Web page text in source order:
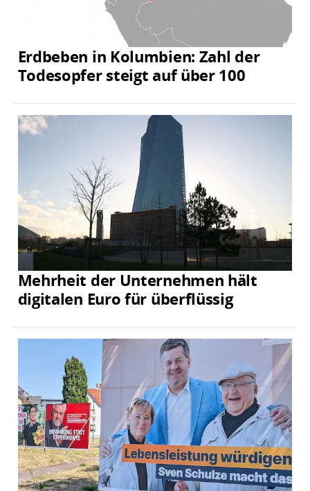
Erdbeben in Kolumbien: Zahl der
Todesopfer steigt auf über 100
Mehrheit der Unternehmen hält
digitalen Euro für überflüssig